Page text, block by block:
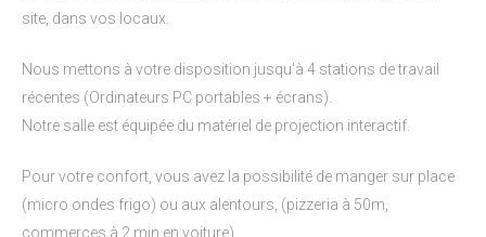
site, dans vos locaux.
Nous mettons à votre disposition jusqu'à 4 stations de travail
récentes (Ordinateurs PC portables + écrans).
Notre salle est équipée du matériel de projection interactif.
Pour votre confort, vous avez la possibilité de manger sur place
(micro ondes frigo) ou aux alentours, (pizzeria à 50m,
commerces à 2 min en voiture).